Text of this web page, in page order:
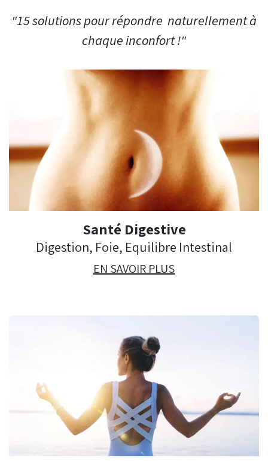
"15 solutions pour répondre naturellement à
chaque inconfort !"
Santé Digestive
Digestion, Foie, Equilibre Intestinal
EN SAVOIR PLUS